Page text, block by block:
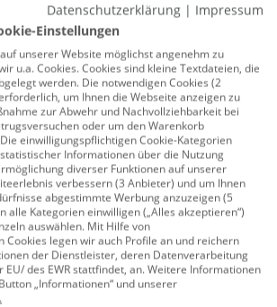
widerstandslosen Schnurabzug beim
mit auftreibender Paste oder
ist er eine echte Waffe am
in Deutschland!
Schnurabzug
PALADIN GmbH & Co. KG |
| 51588 Nümbrecht-Elsenroth,
Datenschutzerklärung | Impressum
Einstellungen
unserer Website möglichst angenehm zu
u.a. Cookies. Cookies sind kleine Textdateien, die
werden. Die notwendigen Cookies (2
um Ihnen die Webseite anzeigen zu
zur Abwehr und Nachvollziehbarkeit bei
oder um den Warenkorb
einwilligungspflichtigen Cookie-Kategorien
Informationen über die Nutzung
diverser Funktionen auf unserer
verbessern (3 Anbieter) und um Ihnen
abgestimmte Werbung anzuzeigen (5
alle Kategorien einwilligen („Alles akzeptieren“)
auswählen. Mit Hilfe von
Cookies legen wir auch Profile an und reichern
der Dienstleister, deren Datenverarbeitung
EU/ des EWR stattfindet, an. Weitere Informationen
„Informationen“ und unserer
.